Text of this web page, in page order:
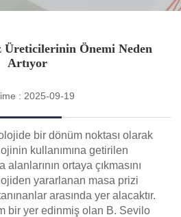
Üreticilerinin Önemi Neden
Artıyor
: 2025-09-19
bir dönüm noktası olarak
kullanımına getirilen
alanlarının ortaya çıkmasını
yararlanan masa prizi
arasında yer alacaktır.
bir yer edinmiş olan B. Sevilo